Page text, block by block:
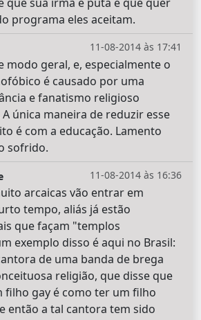
programa eles aceitam.
11-08-2014 às 17:41
modo geral, e, especialmente o
é causado por uma
e fanatismo religioso
única maneira de reduzir esse
é com a educação. Lamento
sofrido.
11-08-2014 às 16:36
arcaicas vão entrar em
tempo, aliás já estão
que façam "templos
exemplo disso é aqui no Brasil:
de uma banda de brega
religião, que disse que
filho gay é como ter um filho
então a tal cantora tem sido